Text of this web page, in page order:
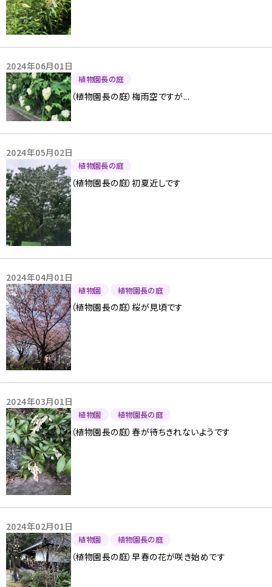
2024年06月01日
植物園長の庭
（植物園長の庭）梅雨空ですが...
2024年05月02日
植物園長の庭
（植物園長の庭）初夏近しです
2024年04月01日
植物園 植物園長の庭
（植物園長の庭）桜が見頃です
2024年03月01日
植物園 植物園長の庭
（植物園長の庭）春が待ちきれないようです
2024年02月01日
植物園 植物園長の庭
（植物園長の庭）早春の花が咲き始めです